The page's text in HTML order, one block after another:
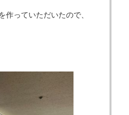
作っていただいたので、